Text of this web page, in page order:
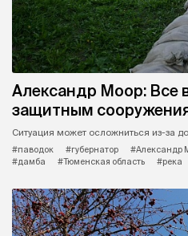
Александр Моор: Все
защитным
Ситуация может осложниться из-за
#паводок
#губернатор #Александр
#дамба
#Тюменская область #река